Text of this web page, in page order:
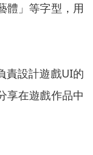
體」等字型，用
責設計遊戲UI的
享在遊戲作品中